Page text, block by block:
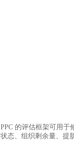
PPC 的评估框架可用于
态、组织剩余量、提